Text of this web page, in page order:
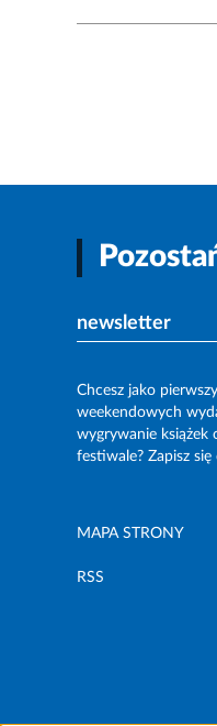
newsletter
Chcesz jako
weekendowych
wygrywanie książek
festiwale? Zapisz
MAPA STRONY
RSS